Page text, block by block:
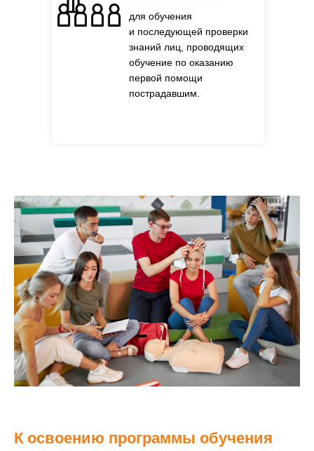
для обучения
и последующей проверки
знаний лиц, проводящих
обучение по оказанию
первой помощи
пострадавшим.
К освоению программы обучения